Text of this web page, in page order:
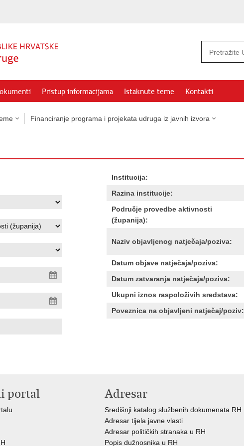
Pristup informacijama Istaknute teme Kontakti
Financiranje programa i projekata udruga iz javnih izvora
Institucija:
Razina institucije:
Područje provedbe aktivnosti
(županija):
Naziv objavljenog natječaja/poziva:
Datum objave natječaja/poziva:
Datum zatvaranja natječaja/poziva:
Ukupni iznos raspoloživih sredstava:
Poveznica na objavljeni natječaj/poziv:
portal Adresar
Središnji katalog službenih dokumenata RH
Adresar tijela javne vlasti
Adresar političkih stranaka u RH
Popis dužnosnika u RH